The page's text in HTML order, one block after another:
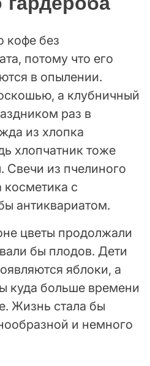
кофе без
потому что его
в опылении.
а клубничный
раз в
из хлопка
хлопчатник тоже
Свечи из пчелиного
косметика с
антиквариатом.
цветы продолжали
бы плодов. Дети
яблоки, а
куда больше времени
Жизнь стала бы
и немного